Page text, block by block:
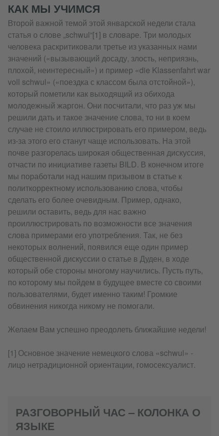
КАК МЫ УЧИМСЯ
Второй важной темой этой январской недели стала
статья о слове „schwul“[1] в словаре. Три молодых
человека раскритиковали третье из указанных нами
значений («вызывающий досаду, злость, неприязнь,
плохой, неинтересный») и пример «die Klassenfahrt war
voll schwul» («поездка с классом была отстойной»),
который пометили как выходящий из обихода
молодежный жаргон. Они посчитали, что раз уж мы
решили дать и такое значение слова, то ни в коем
случае не стоило иллюстрировать его примером, ведь
из-за этого его станут чаще использовать. На этой
почве разгорелась широкая общественная дискуссия,
отчасти по инициативе газеты BILD. В конечном итоге
мы поработали над нашим призывом в статье к
политкорректному использованию слова, чтобы
сделать его более очевидным. Пример, однако,
решили оставить, ведь для нас важно
проиллюстрировать по возможности все значения
слова примерами его употребления. Так, не без
некоторых волнений, появился еще один пример
общественной дискуссии о статье в Дуден, в ходе
который обе стороны многому научились. Пусть путь,
по которому мы пойдем в будущее вместе со своими
пользователями, будет именно таким! Громкие
обвинения никогда никому не помогали.
Желаем Вам успешно преодолеть ближайшие недели!
[1] Основное значение немецкого слова «schwul» -
лицо нетрадиционной ориентации, гомосексуалист.
РАЗГОВОРНЫЙ ЧАС – КОЛОНКА О
ЯЗЫКЕ